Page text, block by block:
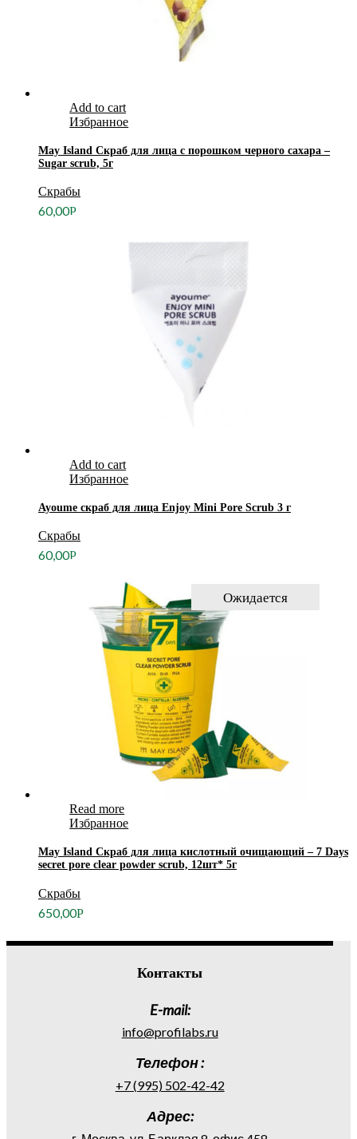
Add to cart
Избранное
May Island Скраб для лица с порошком черного сахара –
Sugar scrub, 5г
Скрабы
60,00Р
Add to cart
Избранное
Ayoume скраб для лица Enjoy Mini Pore Scrub 3 г
Скрабы
60,00Р
Ожидается
Read more
Избранное
May Island Скраб для лица кислотный очищающий – 7 Days
secret pore clear powder scrub, 12шт* 5г
Скрабы
650,00Р
Контакты
E-mail:
info@profilabs.ru
Телефон :
+7 (995) 502-42-42
Адрес: